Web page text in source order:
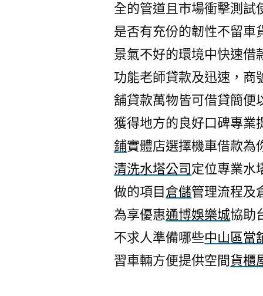
全的管道且市場衝擊測試
是否有充份的韌性不留車
景氣不好的環境中快速借
功能老師貸款及迅速，商
舖貸款萬物皆可借貸簡便
獲得地方的良好口碑專業
鋪實體店選擇機車借款為
清洗水塔公司定位專業水
做的項目倉儲管理流程及
為享優惠通博娛樂城協助
不求人準備哪些中山區當
習車輛方便提供空間貨櫃